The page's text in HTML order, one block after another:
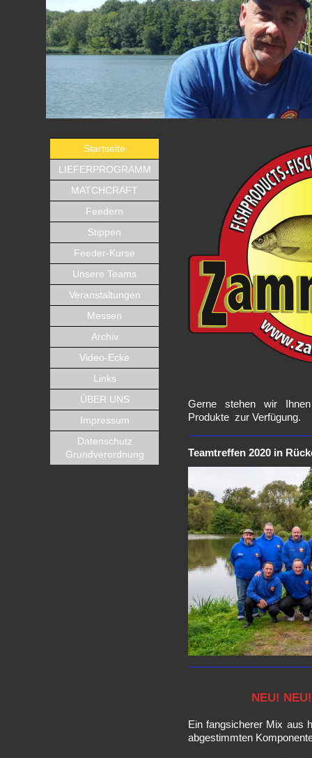
Startseite
LIEFERPROGRAMM
MATCHCRAFT
Feedern
Stippen
Feeder-Kurse
Unsere Teams
Veranstaltungen
Messen
Archiv
Video-Ecke
Links
ÜBER UNS
Impressum
Datenschutz
Grundverordnung
Gerne stehen wir
Produkte zur Verfügung.
Teamtreffen 2020 in
NEU!
Ein fangsicherer Mix aus
abgestimmten